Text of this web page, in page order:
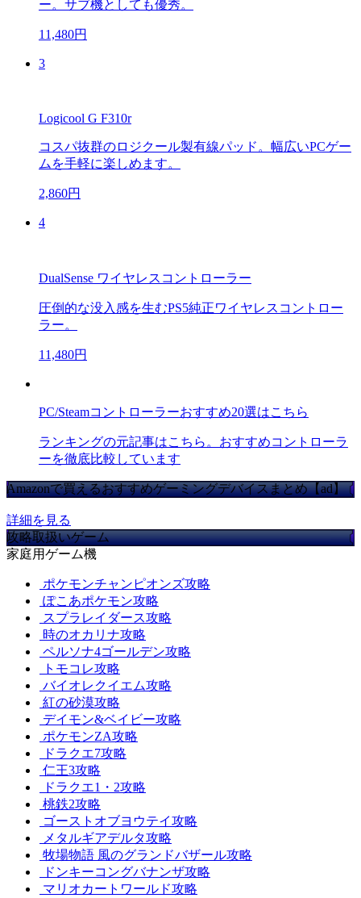
ー。サブ機としても優秀。
11,480円
3
Logicool G F310r
コスパ抜群のロジクール製有線パッド。幅広いPCゲー
ムを手軽に楽しめます。
2,860円
4
DualSense ワイヤレスコントローラー
圧倒的な没入感を生むPS5純正ワイヤレスコントロー
ラー。
11,480円
PC/Steamコントローラーおすすめ20選はこちら
ランキングの元記事はこちら。おすすめコントローラ
ーを徹底比較しています
Amazonで買えるおすすめゲーミングデバイスまとめ【ad】
詳細を見る
攻略取扱いゲーム
家庭用ゲーム機
ポケモンチャンピオンズ攻略
ぽこあポケモン攻略
スプラレイダース攻略
時のオカリナ攻略
ペルソナ4ゴールデン攻略
トモコレ攻略
バイオレクイエム攻略
紅の砂漠攻略
デイモン&ベイビー攻略
ポケモンZA攻略
ドラクエ7攻略
仁王3攻略
ドラクエ1・2攻略
桃鉄2攻略
ゴーストオブヨウテイ攻略
メタルギアデルタ攻略
牧場物語 風のグランドバザール攻略
ドンキーコングバナンザ攻略
マリオカートワールド攻略